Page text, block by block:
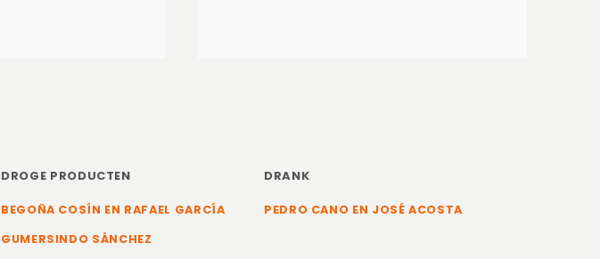
DROGE PRODUCTEN
BEGOÑA COSÍN EN RAFAEL GARCÍA
GUMERSINDO SÁNCHEZ
DRANK
PEDRO CANO EN JOSÉ ACOSTA